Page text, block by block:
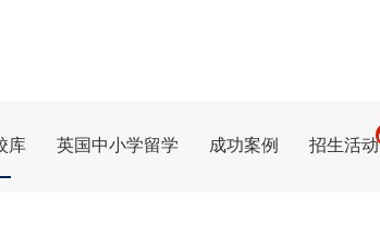
库 英国中小学留学 成功案例 招生活动